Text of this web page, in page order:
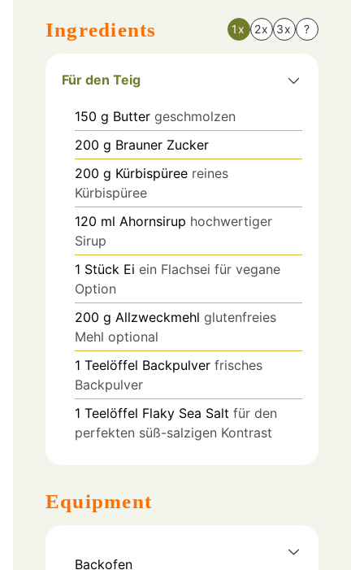
Ingredients 1x 2x 3x ?
Für den Teig
150 g Butter geschmolzen
200 g Brauner Zucker
200 g Kürbispüree reines
Kürbispüree
120 ml Ahornsirup hochwertiger
Sirup
1 Stück Ei ein Flachsei für vegane
Option
200 g Allzweckmehl glutenfreies
Mehl optional
1 Teelöffel Backpulver frisches
Backpulver
1 Teelöffel Flaky Sea Salt für den
perfekten süß-salzigen Kontrast
Equipment
Backofen